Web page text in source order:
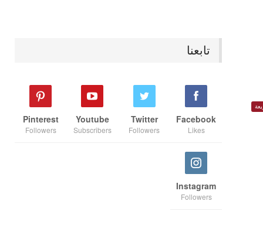
تابعنا
Facebook
Likes
Twitter
Followers
Youtube
Subscribers
Pinterest
Followers
Instagram
Followers